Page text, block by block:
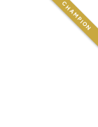
CHAMPION